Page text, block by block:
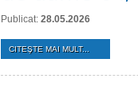
Publicat: 28.05.2026
CITEŞTE MAI MULT...